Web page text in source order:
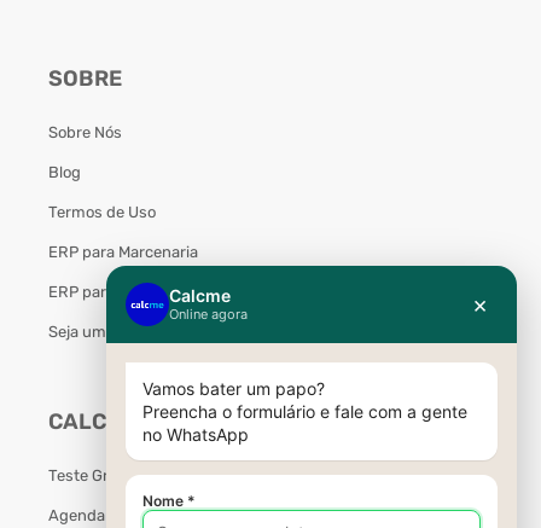
SOBRE
Sobre Nós
Blog
Termos de Uso
ERP para Marcenaria
ERP para Móveis Planejados
Seja um Parceiro Calcme
CALCME
Teste Grátis
Agendar Demonstração